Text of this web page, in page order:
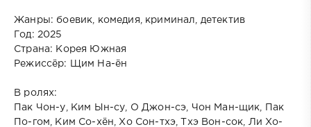
Жанры: боевик, комедия, криминал, детектив
Год: 2025
Страна: Корея Южная
Режиссёр: Щим На-ён
В ролях:
Пак Чон-у, Ким Ын-су, О Джон-сэ, Чон Ман-щик, Пак
По-гом, Ким Со-хён, Хо Сон-тхэ, Тхэ Вон-сок, Ли Хо-